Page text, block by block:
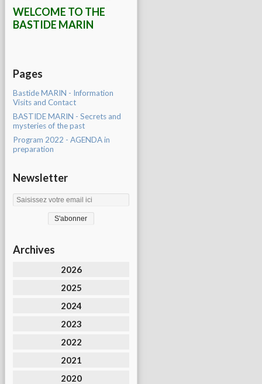
WELCOME TO THE
BASTIDE MARIN
Pages
Bastide MARIN - Information
Visits and Contact
BASTIDE MARIN - Secrets and
mysteries of the past
Program 2022 - AGENDA in
preparation
Newsletter
Archives
2026
2025
2024
2023
2022
2021
2020